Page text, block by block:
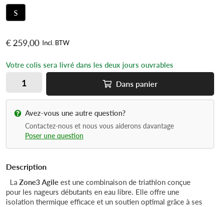
S
€ 259,00 Incl. BTW
Votre colis sera livré dans les deux jours ouvrables
Dans panier
Avez-vous une autre question?
Contactez-nous et nous vous aiderons davantage
Poser une question
Description
LaZone3 Agileest une combinaison de triathlon conçue
pour les nageurs débutants en eau libre. Elle offre une
isolation thermique efficace et un soutien optimal grâce à ses